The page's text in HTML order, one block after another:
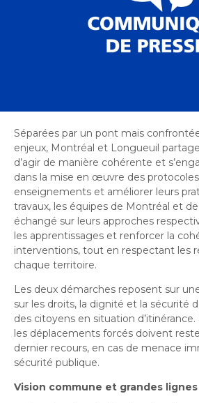
fenêtre
Bureau de l’éthique et de
contractuelle
dans
une
nouvelle
fenêtre
Bureau protecteur citoyen
Bureau protecteur citoyen
Centre-ville de Longueuil
Gouvernance et saine gestion
Office de participation publique
Office de participation publique
Ouvre
dans
une
nouvelle
fenêtre
Politiques municipales
Politiques municipales
Réclamations
Réclamations
Vérificatrice générale
Vérificatrice générale
Séparées par un pont mais
enjeux, Montréal et Longueuil
d’agir de manière cohérente et
dans la mise en œuvre des
enseignements et améliorer leurs
travaux, les équipes de Montréal et
échangé sur leurs approches
les apprentissages et renforcer la
interventions, tout en respectant les
chaque territoire.
Les deux démarches reposent sur
sur les droits, la dignité et la sécurité
des citoyens en situation
les déplacements forcés doivent
dernier recours, en cas de menace
sécurité publique.
Vision commune et grandes